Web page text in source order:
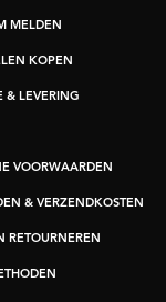
MELDEN
KOPEN
& LEVERING
VOORWAARDEN
& VERZENDKOSTEN
RETOURNEREN